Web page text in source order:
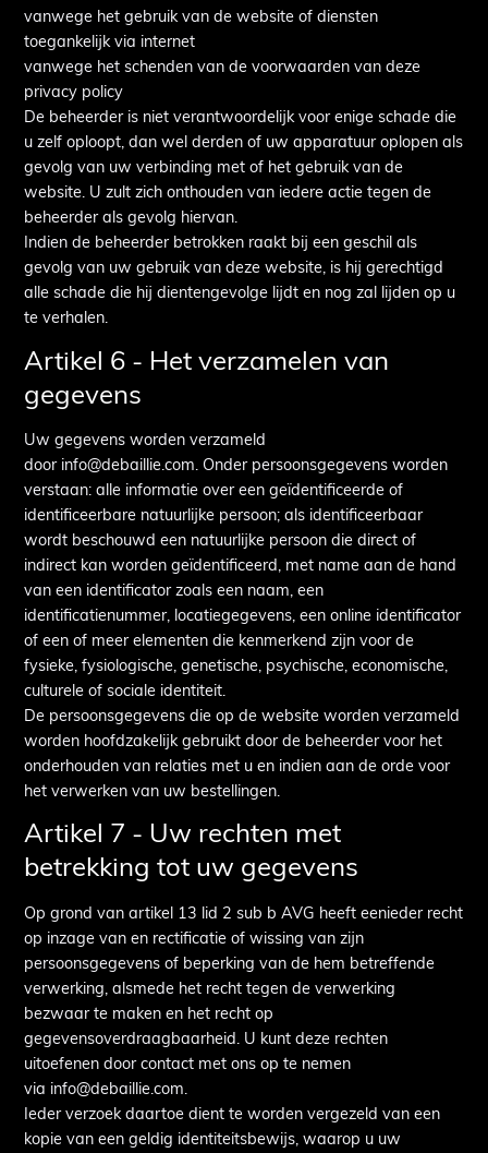
vanwege het gebruik van de website of diensten
toegankelijk via internet
vanwege het schenden van de voorwaarden van deze
privacy policy
De beheerder is niet verantwoordelijk voor enige schade die
u zelf oploopt, dan wel derden of uw apparatuur oplopen als
gevolg van uw verbinding met of het gebruik van de
website. U zult zich onthouden van iedere actie tegen de
beheerder als gevolg hiervan.
Indien de beheerder betrokken raakt bij een geschil als
gevolg van uw gebruik van deze website, is hij gerechtigd
alle schade die hij dientengevolge lijdt en nog zal lijden op u
te verhalen.
Artikel 6 - Het verzamelen van
gegevens
Uw gegevens worden verzameld
door info@debaillie.com. Onder persoonsgegevens worden
verstaan: alle informatie over een geïdentificeerde of
identificeerbare natuurlijke persoon; als identificeerbaar
wordt beschouwd een natuurlijke persoon die direct of
indirect kan worden geïdentificeerd, met name aan de hand
van een identificator zoals een naam, een
identificatienummer, locatiegegevens, een online identificator
of een of meer elementen die kenmerkend zijn voor de
fysieke, fysiologische, genetische, psychische, economische,
culturele of sociale identiteit.
De persoonsgegevens die op de website worden verzameld
worden hoofdzakelijk gebruikt door de beheerder voor het
onderhouden van relaties met u en indien aan de orde voor
het verwerken van uw bestellingen.
Artikel 7 - Uw rechten met
betrekking tot uw gegevens
Op grond van artikel 13 lid 2 sub b AVG heeft eenieder recht
op inzage van en rectificatie of wissing van zijn
persoonsgegevens of beperking van de hem betreffende
verwerking, alsmede het recht tegen de verwerking
bezwaar te maken en het recht op
gegevensoverdraagbaarheid. U kunt deze rechten
uitoefenen door contact met ons op te nemen
via info@debaillie.com.
Ieder verzoek daartoe dient te worden vergezeld van een
kopie van een geldig identiteitsbewijs, waarop u uw